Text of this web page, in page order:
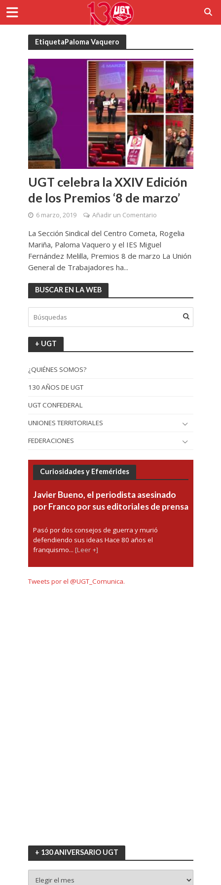
EtiquetaPaloma Vaquero
UGT celebra la XXIV Edición
de los Premios ‘8 de marzo’
6 marzo, 2019 Añadir un Comentario
La Sección Sindical del Centro Cometa, Rogelia
Mariña, Paloma Vaquero y el IES Miguel
Fernández Melilla, Premios 8 de marzo La Unión
General de Trabajadores ha...
BUSCAR EN LA WEB
+ UGT
¿QUIÉNES SOMOS?
130 AÑOS DE UGT
UGT CONFEDERAL
UNIONES TERRITORIALES
FEDERACIONES
Curiosidades y Efemérides
Javier Bueno, el periodista asesinado
por Franco por sus editoriales de prensa
Pasó por dos consejos de guerra y murió
defendiendo sus ideas Hace 80 años el
franquismo... [Leer +]
Tweets por el @UGT_Comunica.
+ 130 ANIVERSARIO UGT
130